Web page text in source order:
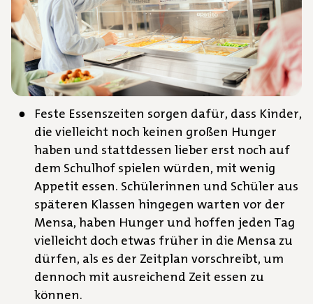
Feste Essenszeiten sorgen dafür, dass Kinder,
die vielleicht noch keinen großen Hunger
haben und stattdessen lieber erst noch auf
dem Schulhof spielen würden, mit wenig
Appetit essen. Schülerinnen und Schüler aus
späteren Klassen hingegen warten vor der
Mensa, haben Hunger und hoffen jeden Tag
vielleicht doch etwas früher in die Mensa zu
dürfen, als es der Zeitplan vorschreibt, um
dennoch mit ausreichend Zeit essen zu
können.